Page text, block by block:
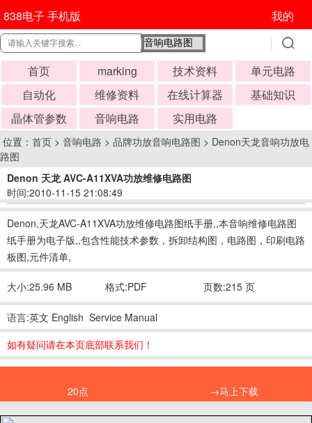
838电子 手机版 我的
首页 marking 技术资料
单元电路
自动化
维修资料 在线计算器
基础知识
晶体管参数
音响电路 实用电路
位置： 首页 > 音响电路 > 品牌功放音响电路图 > Denon天龙音响功放电
路图
Denon 天龙 AVC-A11XVA功放维修电路图
时间:2010-11-15 21:08:49
Denon,天龙AVC-A11XVA功放维修电路图纸手册,,本音响维修电路图
纸手册为电子版,,包含性能技术参数，拆卸结构图，电路图，印刷电路
板图,元件清单,
大小:25.96 MB 格式:PDF 页数:215 页
语言:英文 English Service Manual
如有疑问请在本页底部联系我们！
20点 →马上下载